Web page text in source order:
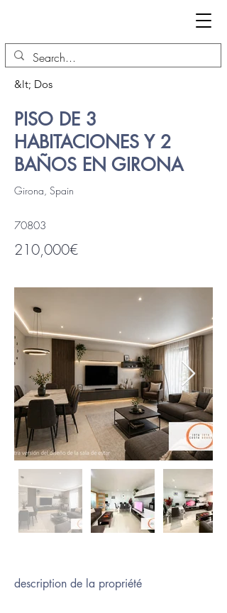
&lt; Dos
PISO DE 3
HABITACIONES Y 2
BAÑOS EN GIRONA
Girona, Spain
70803
210,000€
description de la propriété